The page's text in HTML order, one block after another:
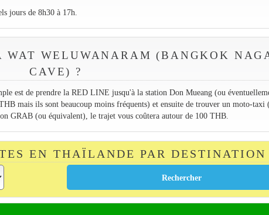
jours de 8h30 à 17h.
WAT WELUWANARAM (BANGKOK
CAVE) ?
est de prendre la RED LINE jusqu'à la station Don Mueang (ou
mais ils sont beaucoup moins fréquents) et ensuite de trouver un moto-taxi
GRAB (ou équivalent), le trajet vous coûtera autour de 100 THB.
EN THAÏLANDE PAR DESTINATION